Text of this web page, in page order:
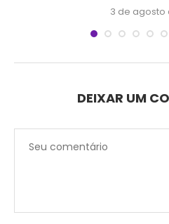
3 de agosto
DEIXAR UM